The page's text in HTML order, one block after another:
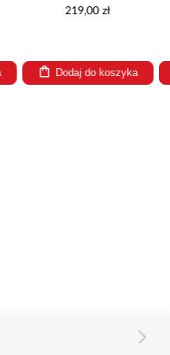
Dodaj do koszyka